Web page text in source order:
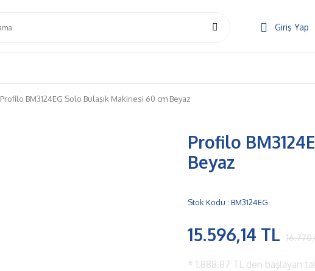
Giriş Yap
Profilo BM3124EG Solo Bulaşık Makinesi 60 cm Beyaz
Profilo
Beyaz
Stok Kodu : BM3124EG
15.596,14 TL
* 1.888,87 TL den başlayan